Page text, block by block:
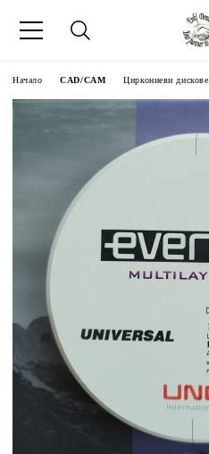
Начало CAD/CAM Циркониеви дискове